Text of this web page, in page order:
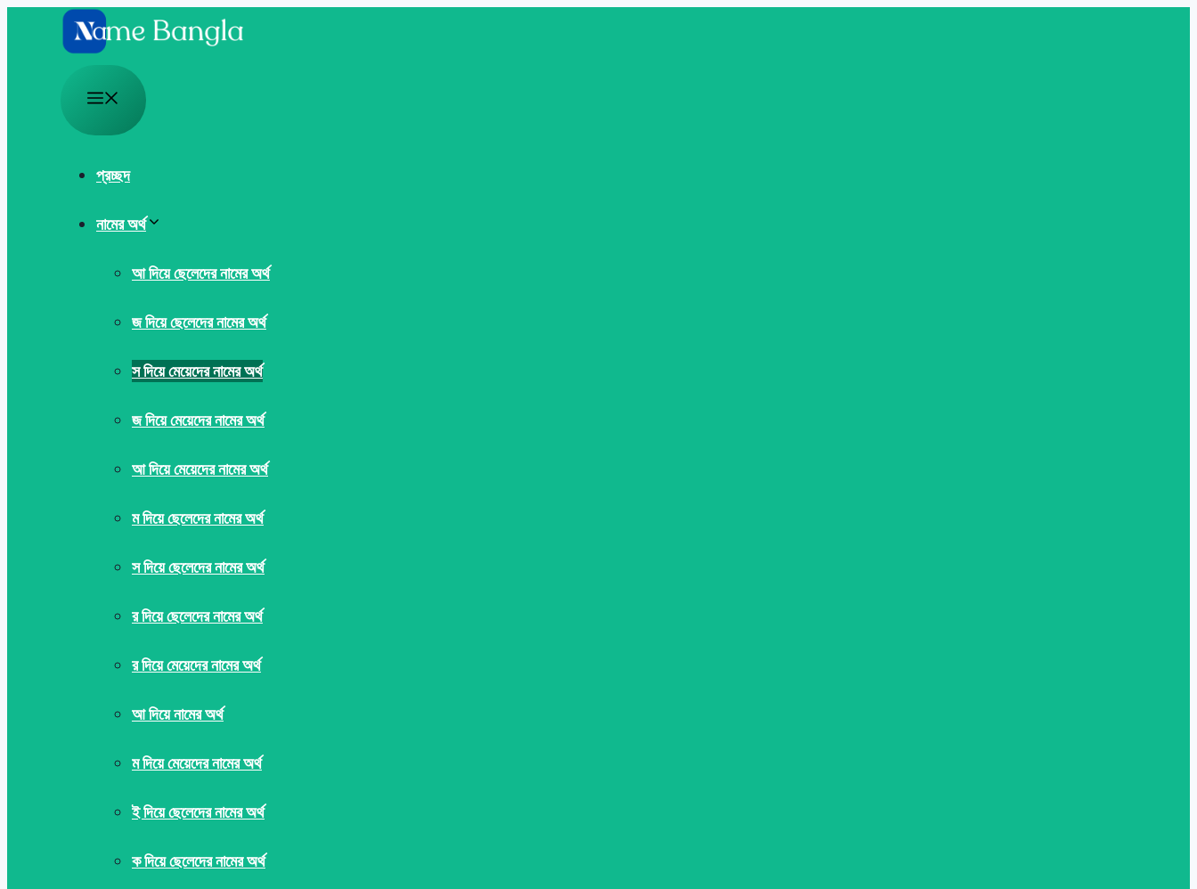
Menu
প্রচ্ছদ
নামের অর্থ
আ দিয়ে ছেলেদের নামের অর্থ
জ দিয়ে ছেলেদের নামের অর্থ
স দিয়ে মেয়েদের নামের অর্থ
জ দিয়ে মেয়েদের নামের অর্থ
আ দিয়ে মেয়েদের নামের অর্থ
ম দিয়ে ছেলেদের নামের অর্থ
স দিয়ে ছেলেদের নামের অর্থ
র দিয়ে ছেলেদের নামের অর্থ
র দিয়ে মেয়েদের নামের অর্থ
আ দিয়ে নামের অর্থ
ম দিয়ে মেয়েদের নামের অর্থ
ই দিয়ে ছেলেদের নামের অর্থ
ক দিয়ে ছেলেদের নামের অর্থ